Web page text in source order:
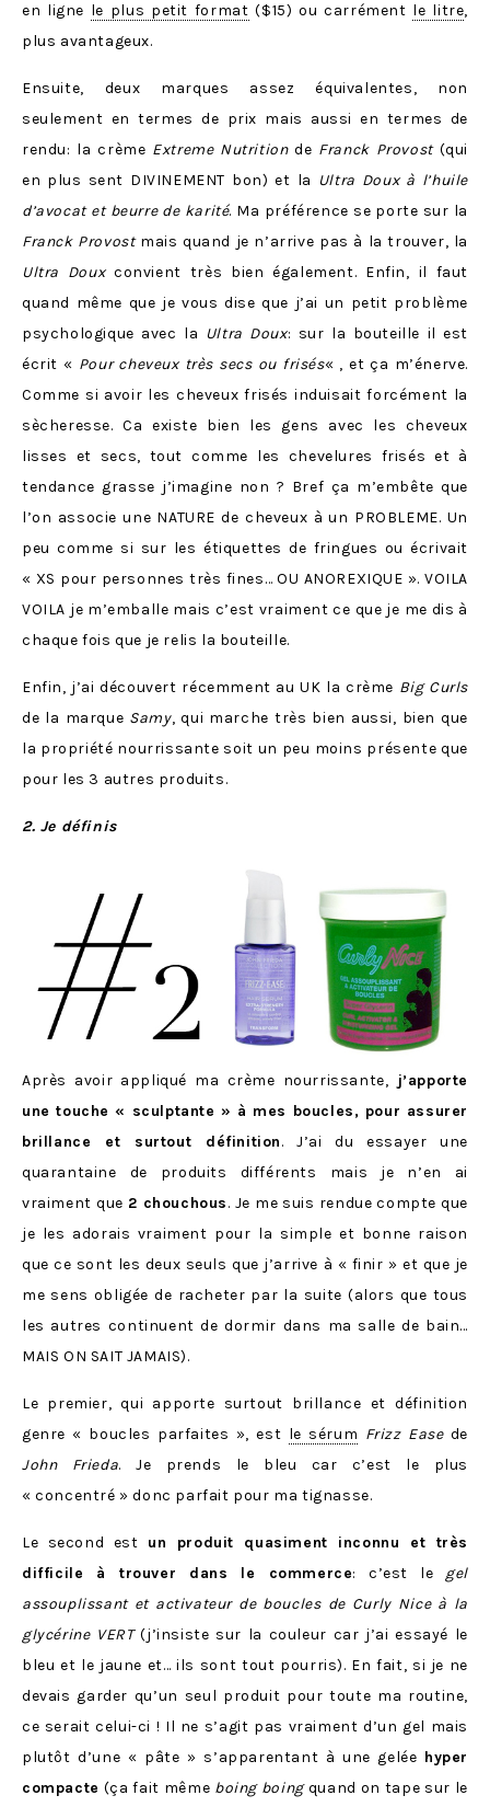
en ligne le plus petit format ($15) ou carrément le litre,
plus avantageux.
Ensuite, deux marques assez équivalentes, non
seulement en termes de prix mais aussi en termes de
rendu: la crème Extreme Nutritionde Franck Provost(qui
en plus sent DIVINEMENT bon) et la Ultra Doux à l’huile
d’avocat et beurre de karité. Ma préférence se porte sur la
Franck Provostmais quand je n’arrive pas à la trouver, la
Ultra Douxconvient très bien également. Enfin, il faut
quand même que je vous dise que j’ai un petit problème
psychologique avec la Ultra Doux: sur la bouteille il est
écrit « Pour cheveux très secs ou frisés« , et ça m’énerve.
Comme si avoir les cheveux frisés induisait forcément la
sècheresse. Ca existe bien les gens avec les cheveux
lisses et secs, tout comme les chevelures frisés et à
tendance grasse j’imagine non ? Bref ça m’embête que
l’on associe une NATURE de cheveux à un PROBLEME. Un
peu comme si sur les étiquettes de fringues ou écrivait
« XS pour personnes très fines… OU ANOREXIQUE ». VOILA
VOILA je m’emballe mais c’est vraiment ce que je me dis à
chaque fois que je relis la bouteille.
Enfin, j’ai découvert récemment au UK la crème Big Curls
de la marque Samy, qui marche très bien aussi, bien que
la propriété nourrissante soit un peu moins présente que
pour les 3 autres produits.
2. Je définis
Après avoir appliqué ma crème nourrissante, j’apporte
une touche « sculptante » à mes boucles, pour assurer
brillance et surtout définition. J’ai du essayer une
quarantaine de produits différents mais je n’en ai
vraiment que 2 chouchous. Je me suis rendue compte que
je les adorais vraiment pour la simple et bonne raison
que ce sont les deux seuls que j’arrive à « finir » et que je
me sens obligée de racheter par la suite (alors que tous
les autres continuent de dormir dans ma salle de bain…
MAIS ON SAIT JAMAIS).
Le premier, qui apporte surtout brillance et définition
genre « boucles parfaites », est le sérum Frizz Easede
John Frieda. Je prends le bleu car c’est le plus
« concentré » donc parfait pour ma tignasse.
Le second est un produit quasiment inconnu et très
difficile à trouver dans le commerce: c’est le gel
assouplissant et activateur de boucles de Curly Nice à la
glycérine VERT(j’insiste sur la couleur car j’ai essayé le
bleu et le jaune et… ils sont tout pourris). En fait, si je ne
devais garder qu’un seul produit pour toute ma routine,
ce serait celui-ci ! Il ne s’agit pas vraiment d’un gel mais
plutôt d’une « pâte » s’apparentant à une gelée hyper
compacte (ça fait même boing boingquand on tape sur le